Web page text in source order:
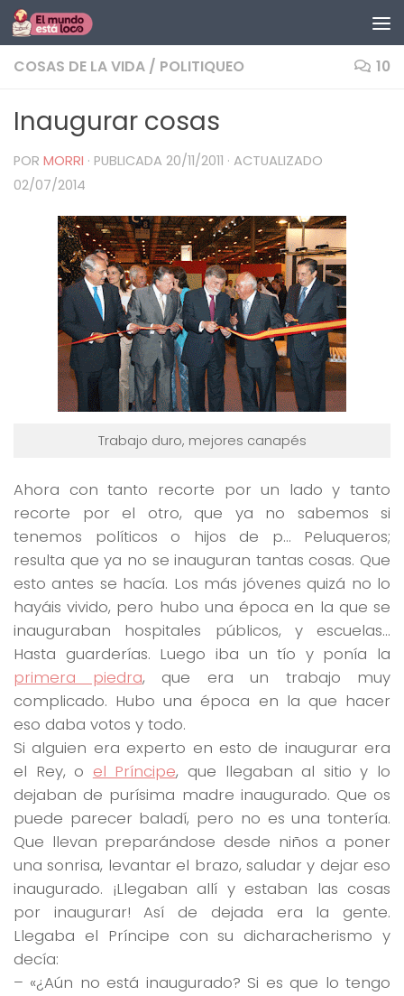
Saltar al contenido
COSAS DE LA VIDA / POLITIQUEO 10
Inaugurar cosas
POR MORRI · PUBLICADA 20/11/2011 · ACTUALIZADO
02/07/2014
Trabajo duro, mejores canapés
Ahora con tanto recorte por un lado y tanto
recorte por el otro, que ya no sabemos si
tenemos políticos o hijos de p… Peluqueros;
resulta que ya no se inauguran tantas cosas. Que
esto antes se hacía. Los más jóvenes quizá no lo
hayáis vivido, pero hubo una época en la que se
inauguraban hospitales públicos, y escuelas…
Hasta guarderías. Luego iba un tío y ponía la
primera piedra, que era un trabajo muy
complicado. Hubo una época en la que hacer
eso daba votos y todo.
Si alguien era experto en esto de inaugurar era
el Rey, o el Príncipe, que llegaban al sitio y lo
dejaban de purísima madre inaugurado. Que os
puede parecer baladí, pero no es una tontería.
Que llevan preparándose desde niñosa poner
una sonrisa, levantar el brazo, saludar y dejar eso
inaugurado. ¡Llegaban allí y estaban las cosas
por inaugurar! Así de dejada era la gente.
Llegaba el Príncipe con sudicharacherismoy
decía:
– «¿Aún no está inaugurado? Si es que lo tengo